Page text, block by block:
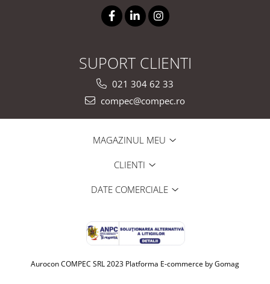
SUPORT CLIENTI
021 304 62 33
compec@compec.ro
MAGAZINUL MEU
CLIENTI
DATE COMERCIALE
Aurocon COMPEC SRL 2023 Platforma E-commerce by Gomag